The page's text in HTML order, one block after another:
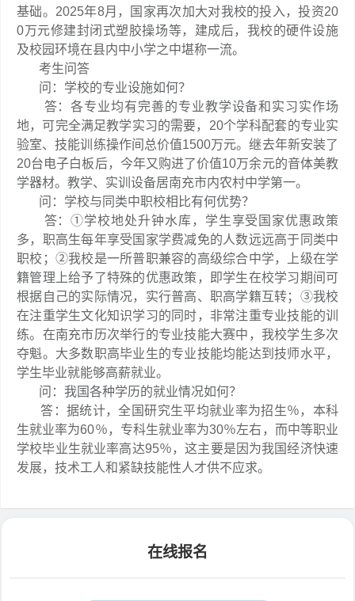
基础。2025年8月，国家再次加大对我校的投入，投资20
0万元修建封闭式塑胶操场等，建成后，我校的硬件设施
及校园环境在县内中小学之中堪称一流。
考生问答
问：学校的专业设施如何？
答：各专业均有完善的专业教学设备和实习实作场
地，可完全满足教学实习的需要，20个学科配套的专业实
验室、技能训练操作间总价值1500万元。继去年新安装了
20台电子白板后，今年又购进了价值10万余元的音体美教
学器材。教学、实训设备居南充市内农村中学第一。
问：学校与同类中职校相比有何优势？
答：①学校地处升钟水库，学生享受国家优惠政策
多，职高生每年享受国家学费减免的人数远远高于同类中
职校；②我校是一所普职兼容的高级综合中学，上级在学
籍管理上给予了特殊的优惠政策，即学生在校学习期间可
根据自己的实际情况，实行普高、职高学籍互转；③我校
在注重学生文化知识学习的同时，非常注重专业技能的训
练。在南充市历次举行的专业技能大赛中，我校学生多次
夺魁。大多数职高毕业生的专业技能均能达到技师水平，
学生毕业就能够高薪就业。
问：我国各种学历的就业情况如何？
答：据统计，全国研究生平均就业率为招生％，本科
生就业率为60％，专科生就业率为30％左右，而中等职业
学校毕业生就业率高达95％，这主要是因为我国经济快速
发展，技术工人和紧缺技能性人才供不应求。
在线报名